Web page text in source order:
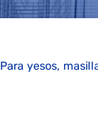
Para yesos,